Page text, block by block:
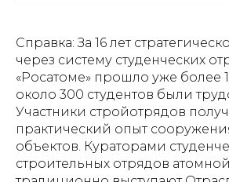
Справка: За 16 лет
через систему студенческих
«Росатоме» прошло уже более
около 300 студентов были
Участники стройотрядов
практический опыт
объектов. Кураторами
строительных отрядов